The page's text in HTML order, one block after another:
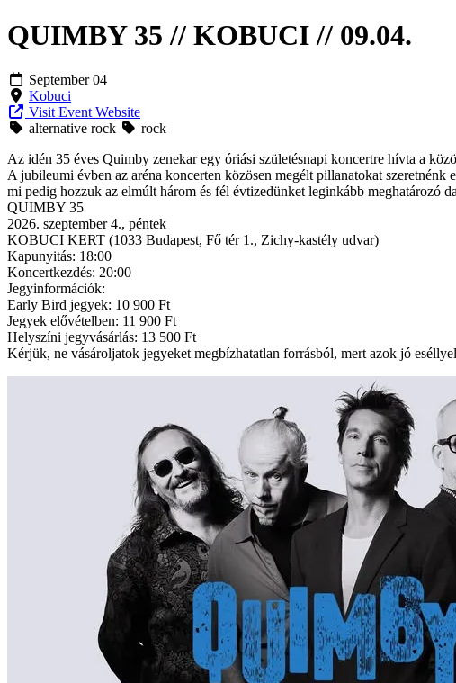
QUIMBY 35 // KOBUCI // 09.04.
September 04
Kobuci
Visit Event Website
alternative rock
rock
Az idén 35 éves Quimby zenekar egy óriási születésnapi koncertre hívta a
A jubileumi évben az aréna koncerten közösen megélt pillanatokat
mi pedig hozzuk az elmúlt három és fél évtizedünket leginkább meghatározó
QUIMBY 35
2026. szeptember 4., péntek
KOBUCI KERT (1033 Budapest, Fő tér 1., Zichy-kastély udvar)
Kapunyitás: 18:00
Koncertkezdés: 20:00
Jegyinformációk:
Early Bird jegyek: 10 900 Ft
Jegyek elővételben: 11 900 Ft
Helyszíni jegyvásárlás: 13 500 Ft
Kérjük, ne vásároljatok jegyeket megbízhatatlan forrásból, mert azok jó